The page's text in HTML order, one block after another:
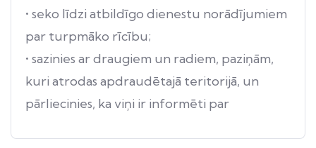
• seko līdzi atbildīgo dienestu norādījumiem
par turpmāko rīcību;
• sazinies ar draugiem un radiem, paziņām,
kuri atrodas apdraudētajā teritorijā, un
pārliecinies, ka viņi ir informēti par